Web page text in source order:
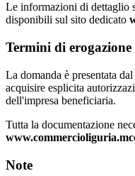
Le informazioni di dettaglio
disponibili sul sito dedicato
Termini di erogazione
La domanda è presentata dal
acquisire esplicita
dell'impresa beneficiaria.
Tutta la documentazione
Note